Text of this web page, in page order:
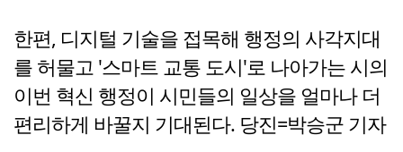
한편, 디지털 기술을 접목해 행정의 사각지대
를 허물고 '스마트 교통 도시'로 나아가는 시의
이번 혁신 행정이 시민들의 일상을 얼마나 더
편리하게 바꿀지 기대된다. 당진=박승군 기자